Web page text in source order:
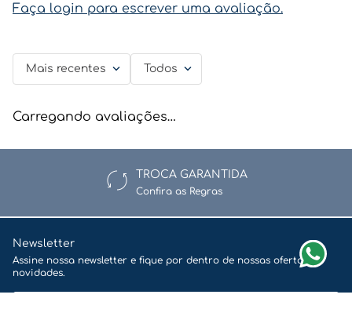
Faça login para escrever uma avaliação.
Mais recentes Todos
Carregando avaliações…
TROCA GARANTIDA
Confira as Regras
Newsletter
Assine nossa newsletter e fique por dentro de nossas ofertas e
novidades.